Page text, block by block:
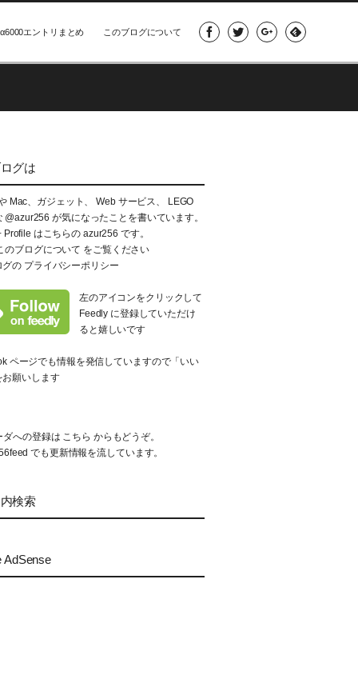
α6000エントリまとめ このブログについて
グは
Mac、ガジェット、 Web サービス、 LEGO
@azur256 が気になったことを書いています。
Profile はこちらの azur256 です。
のブログについて をご覧ください
グの プライバシーポリシー
左のアイコンをクリックして
Feedly に登録していただけ
ると嬉しいです
ページでも情報を発信していますので「いい
お願いします
ダへの登録は こちら からもどうぞ。
でも更新情報を流しています。
検索
AdSense